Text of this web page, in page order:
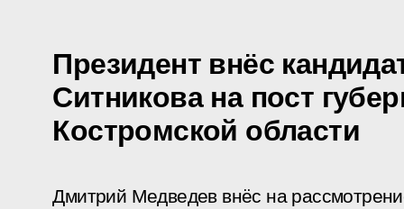
Президент внёс
Ситникова на пост
Костромской области
Дмитрий Медведев внёс на